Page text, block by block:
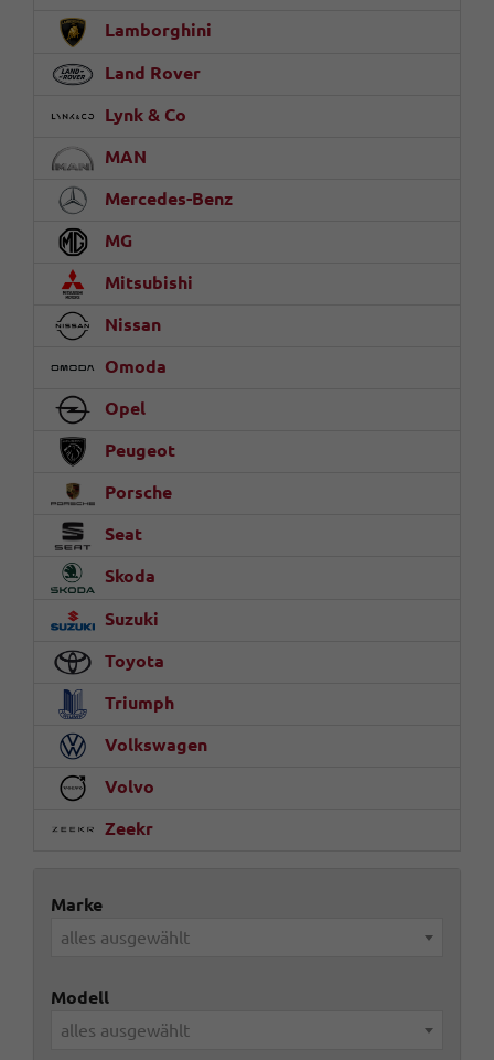
Lamborghini
Land Rover
Lynk & Co
MAN
Mercedes-Benz
MG
Mitsubishi
Nissan
Omoda
Opel
Peugeot
Porsche
Seat
Skoda
Suzuki
Toyota
Triumph
Volkswagen
Volvo
Zeekr
Marke
alles ausgewählt
Modell
alles ausgewählt